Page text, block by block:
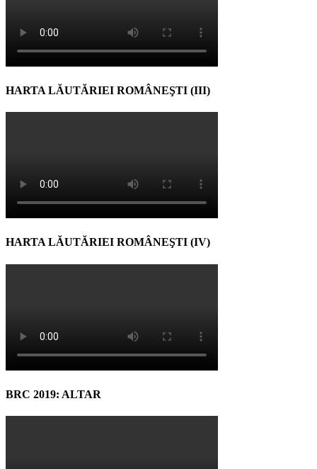
HARTA LĂUTĂRIEI ROMÂNEŞTI (III)
HARTA LĂUTĂRIEI ROMÂNEŞTI (IV)
BRC 2019: ALTAR